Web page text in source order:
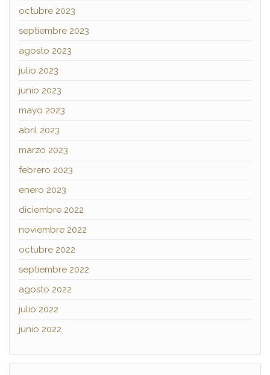
octubre 2023
septiembre 2023
agosto 2023
julio 2023
junio 2023
mayo 2023
abril 2023
marzo 2023
febrero 2023
enero 2023
diciembre 2022
noviembre 2022
octubre 2022
septiembre 2022
agosto 2022
julio 2022
junio 2022